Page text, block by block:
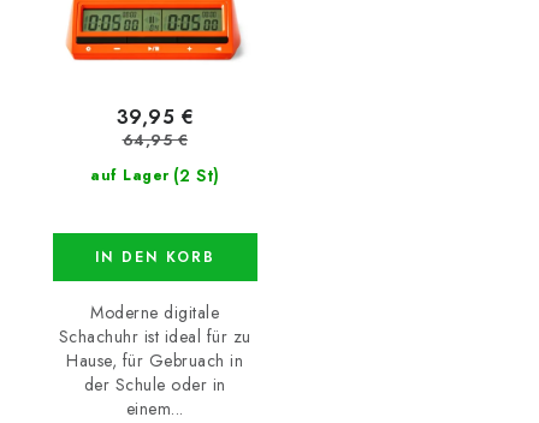
auf Lager (2 St)
39,95 €
64,95 €
IN DEN KORB
Moderne digitale
Schachuhr ist ideal für zu
Hause, für Gebruach in
der Schule oder in
einem...